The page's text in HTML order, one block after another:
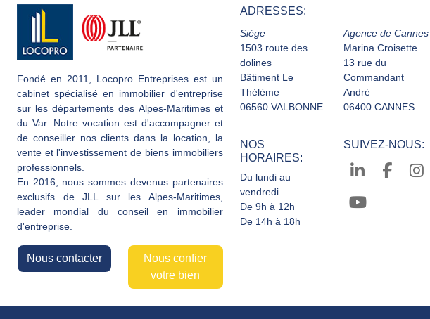
Fondé en 2011, Locopro Entreprises est un
cabinet spécialisé en immobilier d'entreprise
sur les départements des Alpes-Maritimes et
du Var. Notre vocation est d'accompagner et
de conseiller nos clients dans la location, la
vente et l'investissement de biens immobiliers
professionnels.
En 2016, nous sommes devenus partenaires
exclusifs de JLL sur les Alpes-Maritimes,
leader mondial du conseil en immobilier
d'entreprise.
Nous contacter
Nous confier
votre bien
ADRESSES:
Siège
1503 route des
dolines
Bâtiment Le
Thélème
06560 VALBONNE
Agence de Cannes
Marina Croisette
13 rue du
Commandant
André
06400 CANNES
NOS
HORAIRES:
Du lundi au
vendredi
De 9h à 12h
De 14h à 18h
SUIVEZ-NOUS: